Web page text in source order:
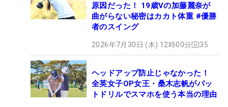
原因だった！ 19歳Vの加藤麗奈が
曲がらない秘密はカカト体重 #優勝
者のスイング
2026年7月30日 (木) 12時00分 35
ヘッドアップ防止じゃなかった！
全英女子OP女王・桑木志帆がパッ
トドリルでスマホを使う本当の理由